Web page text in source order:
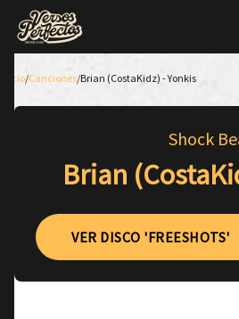
Inicio/Canciones/Brian (CostaKidz) - Yonkis
Shock
Brian
VER DISCO 'FREESHOTS'